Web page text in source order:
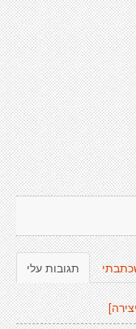
תגובות עלי